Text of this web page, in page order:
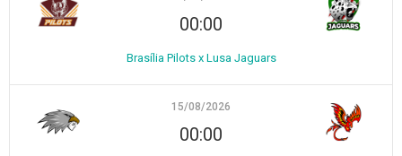
00:00
Brasília Pilots x Lusa Jaguars
15/08/2026
00:00